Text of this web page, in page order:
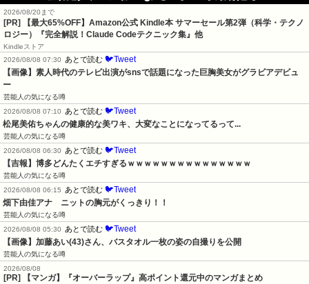
2026/08/20まで
[PR]
【最大65%OFF】Amazon公式 Kindle本 サマーセール第2弾（科学・テクノ
ロジー）『完全解説！Claude Codeテクニック集』他
Kindleストア
2026/08/08 07:30
あとで読む 🐦Tweet
【画像】素人時代のテレビ出演がsnsで話題になった巨胸美女がグラビアデビュ
ー
芸能人の気になる噂
2026/08/08 07:10
あとで読む 🐦Tweet
松尾美佑ちゃんの健康的な美ワキ、大変なことになってるって...
芸能人の気になる噂
2026/08/08 06:30
あとで読む 🐦Tweet
【吉報】博多どんたくエチすぎるｗｗｗｗｗｗｗｗｗｗｗｗｗｗｗ
芸能人の気になる噂
2026/08/08 06:15
あとで読む 🐦Tweet
畑下由佳アナ　ニットの胸元がくっきり！！
芸能人の気になる噂
2026/08/08 05:30
あとで読む 🐦Tweet
【画像】加藤あい(43)さん、バスタオル一枚の姿の自撮りを公開
芸能人の気になる噂
2026/08/08
[PR] 【マンガ】『オーバーラップ』高ポイント還元中のマンガまとめ